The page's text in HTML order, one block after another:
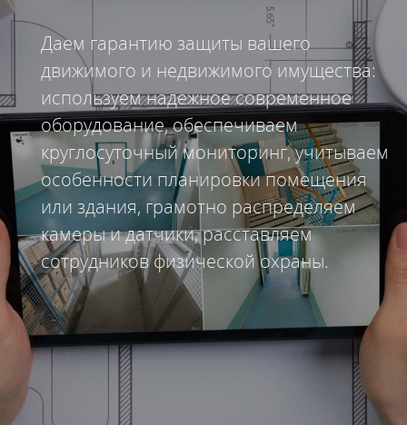
Даем гарантию защиты вашего
движимого и недвижимого имущества:
используем надежное современное
оборудование, обеспечиваем
круглосуточный мониторинг, учитываем
особенности планировки помещения
или здания, грамотно распределяем
камеры и датчики, расставляем
сотрудников физической охраны.